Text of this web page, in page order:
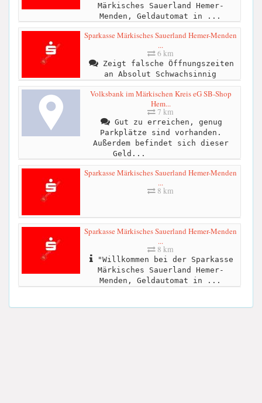
Märkisches Sauerland Hemer-
Menden, Geldautomat in ...
Sparkasse Märkisches Sauerland Hemer-Menden
...
6 km
Zeigt falsche Öffnungszeiten
an Absolut Schwachsinnig
Volksbank im Märkischen Kreis eG SB-Shop
Hem...
7 km
Gut zu erreichen, genug
Parkplätze sind vorhanden.
Außerdem befindet sich dieser
Geld...
Sparkasse Märkisches Sauerland Hemer-Menden
...
8 km
Sparkasse Märkisches Sauerland Hemer-Menden
...
8 km
"Willkommen bei der Sparkasse
Märkisches Sauerland Hemer-
Menden, Geldautomat in ...